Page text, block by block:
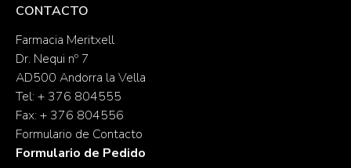
CONTACTO
Farmacia Meritxell
Dr. Nequi nº 7
AD500 Andorra la Vella
Tel: + 376 804555
Fax: + 376 804556
Formulario de Contacto
Formulario de Pedido